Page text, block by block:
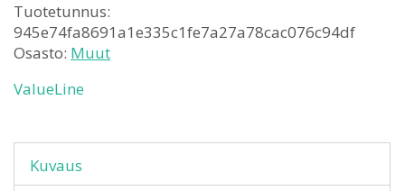
Tuotetunnus:
945e74fa8691a1e335c1fe7a27a78cac076c94df
Osasto: Muut
ValueLine
Kuvaus